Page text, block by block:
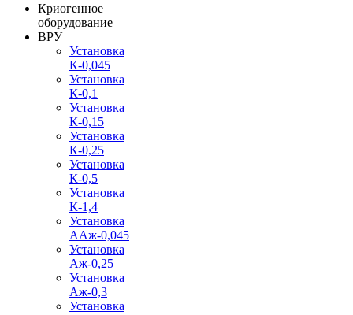
Криогенное
оборудование
ВРУ
Установка
К-0,045
Установка
К-0,1
Установка
К-0,15
Установка
К-0,25
Установка
К-0,5
Установка
К-1,4
Установка
ААж-0,045
Установка
Аж-0,25
Установка
Аж-0,3
Установка